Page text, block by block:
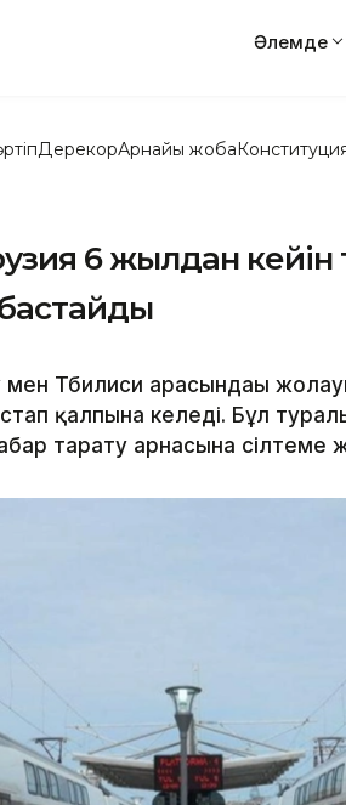
Әлемде
ДерекқорАрнайы жоба
6 жылдан кейін
мен Тбилиси арасындағы
қалпына келеді. Бұл туралы
тарату арнасына